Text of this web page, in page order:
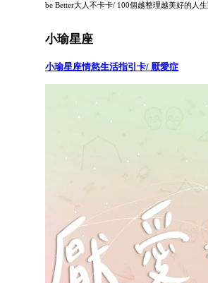
be Better大人不卡卡/ 100個越整理越美好的人
小瑜星座
小瑜星座情慾生活指引卡/ 厭愛症